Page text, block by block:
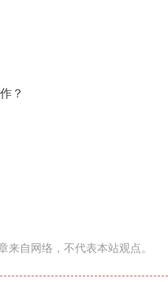
？
来自网络，不代表本站观点。